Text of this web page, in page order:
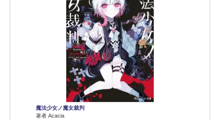
魔法少女ノ魔女裁判
著者 Acacia